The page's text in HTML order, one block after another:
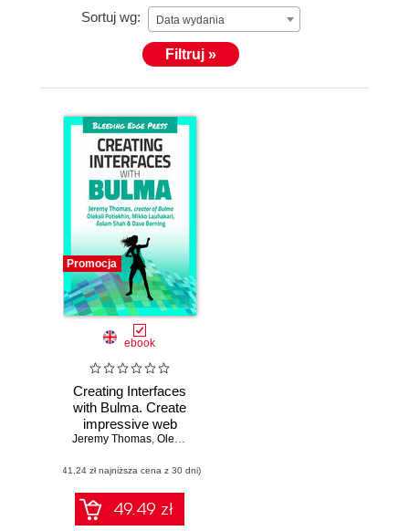
Sortuj wg: Data wydania
Filtruj »
Promocja
ebook
Creating Interfaces
with Bulma. Create
impressive web
interfaces with this
Flexbox-based
CSS framework
Jeremy Thomas, Oleksii Potiekhin
(41,24 zł najniższa cena z 30 dni)
49.49 zł